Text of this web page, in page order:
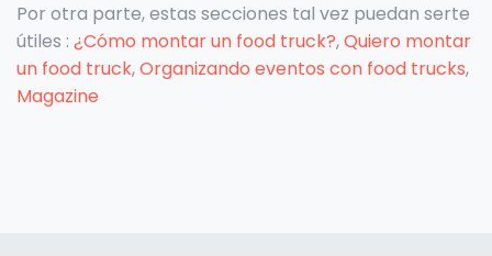
Por otra parte, estas secciones tal vez puedan serte
útiles : ¿Cómo montar un food truck?,Quiero montar
un food truck,Organizando eventos con food trucks,
Magazine